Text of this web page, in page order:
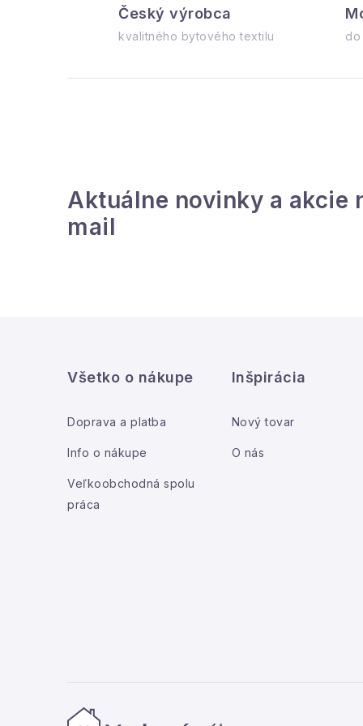
i
Český výrobca
kvalitného bytového textilu do
Aktuálne novinky a akcie
mail
Všetko o nákupe
Doprava a platba
Info o nákupe
Veľkoobchodná spolu
práca
Inšpirácia
Nový tovar
O nás